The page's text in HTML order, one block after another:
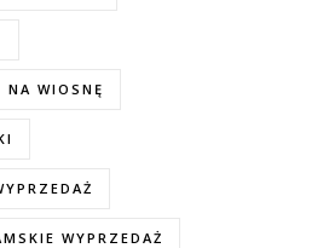
NA WIOSNĘ
WYPRZEDAŻ